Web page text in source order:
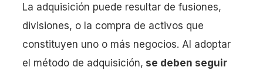
La adquisición puede resultar de fusiones,
divisiones, o la compra de activos que
constituyen uno o más negocios. Al adoptar
el método de adquisición, se deben seguir